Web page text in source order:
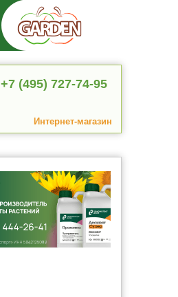
+7 (495) 727-74-95
Интернет-магазин